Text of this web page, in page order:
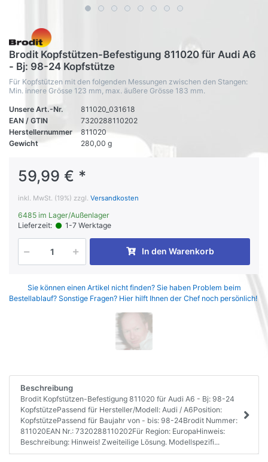
Brodit Kopfstützen-Befestigung 811020 für Audi A6
- Bj: 98-24 Kopfstütze
Für Kopfstützen mit den folgenden Messungen zwischen den Stangen:
Min. innere Grösse 123 mm, max. äußere Grösse 183 mm.
Unsere Art.-Nr.
811020_031618
EAN / GTIN
7320288110202
Herstellernummer
811020
Gewicht
280,00 g
59,99 € *
inkl. MwSt. (19%) zzgl. Versandkosten
6485 im Lager/Außenlager
Lieferzeit:
1-7 Werktage
In den Warenkorb
Sie können einen Artikel nicht finden? Sie haben Problem beim
Bestellablauf? Sonstige Fragen? Hier hilft Ihnen der Chef noch persönlich!
Beschreibung
Brodit Kopfstützen-Befestigung 811020 für Audi A6 - Bj: 98-24
KopfstützePassend für Hersteller/Modell: Audi / A6Position:
KopfstützePassend für Baujahr von - bis: 98-24Brodit Nummer:
811020EAN Nr.: 7320288110202Für Region: EuropaHinweis:
Beschreibung: Hinweis! Zweiteilige Lösung. Modellspezifi...